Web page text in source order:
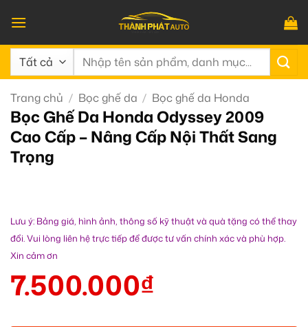
qua
nội
dung
Tìm
Trang chủ / Bọc ghế da / Bọc ghế da Honda
Bọc Ghế Da Honda Odyssey 2009
Cao Cấp – Nâng Cấp Nội Thất Sang
Trọng
Lưu ý: Bảng giá, hình ảnh, thông số kỹ thuật và quà tặng có thể thay
đổi. Vui lòng liên hệ trực tiếp để được tư vấn chính xác và phù hợp.
Xin cảm ơn
7.500.000₫